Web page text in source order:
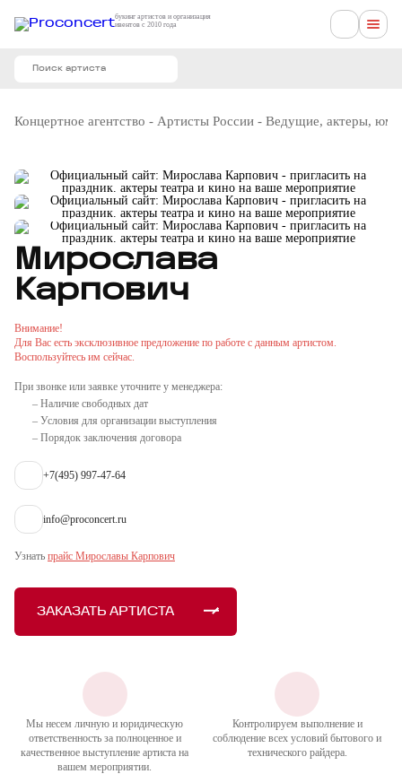
букинг артистов и организация
ивентов с 2010 года
Концертное агентство - Артисты России - Ведущие, актеры,
Мирослава
Карпович
Внимание!
Для Вас есть эксклюзивное предложение по работе с данным артистом.
Воспользуйтесь им сейчас.
При звонке или заявке уточните у менеджера:
– Наличие свободных дат
– Условия для организации выступления
– Порядок заключения договора
+7(495) 997-47-64
info@proconcert.ru
Узнать прайс Мирославы Карпович
ЗАКАЗАТЬ АРТИСТА
Мы несем личную и юридическую
ответственность за полноценное и
качественное выступление артиста на
вашем мероприятии.
Контролируем выполнение и
соблюдение всех условий бытового и
технического райдера.